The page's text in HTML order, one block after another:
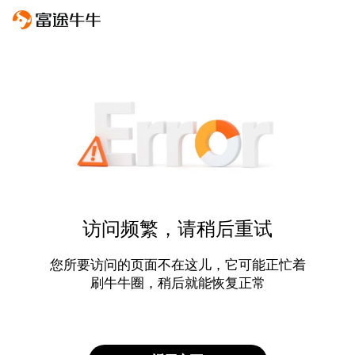
访问频繁，请稍后重试
您所要访问的页面不在这儿，它可能正忙着
刷牛牛圈，稍后就能恢复正常